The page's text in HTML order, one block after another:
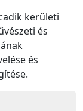
kerületi
és
és